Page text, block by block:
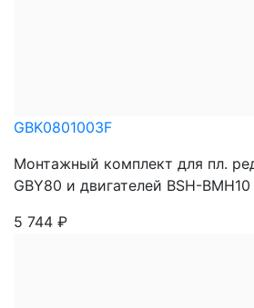
GBK0801003F
Монтажный комплект для пл.
GBY80 и двигателей BSH-BMH10
5 744 ₽